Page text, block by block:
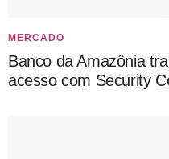
MERCADO
Banco da Amazônia
acesso com Security